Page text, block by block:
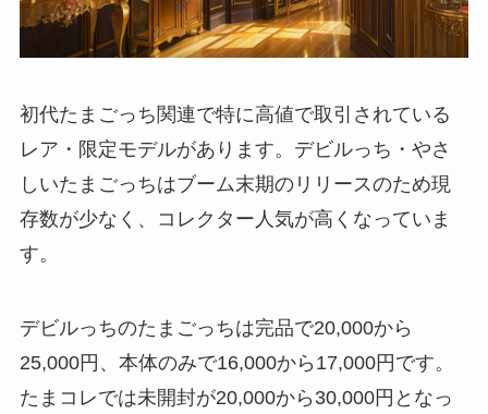
初代たまごっち関連で特に高値で取引されている
レア・限定モデルがあります。デビルっち・やさ
しいたまごっちはブーム末期のリリースのため現
存数が少なく、コレクター人気が高くなっていま
す。
デビルっちのたまごっちは完品で20,000から
25,000円、本体のみで16,000から17,000円です。
たまコレでは未開封が20,000から30,000円となっ